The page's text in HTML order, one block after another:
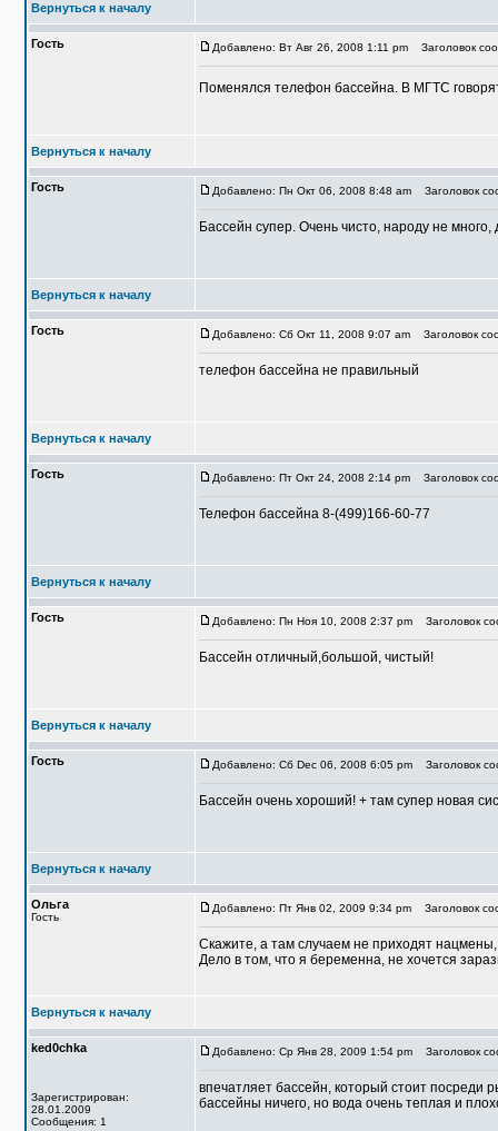
Вернуться к началу
Гость Добавлено: Вт Авг 26, 2008 1:11 pm Заголовок
Поменялся телефон бассейна. В МГТС
Вернуться к началу
Гость Добавлено: Пн Окт 06, 2008 8:48 am Заголовок
Бассейн супер. Очень чисто, народу не
Вернуться к началу
Гость Добавлено: Сб Окт 11, 2008 9:07 am Заголовок
телефон бассейна не правильный
Вернуться к началу
Гость Добавлено: Пт Окт 24, 2008 2:14 pm Заголовок
Телефон бассейна 8-(499)166-60-77
Вернуться к началу
Гость Добавлено: Пн Ноя 10, 2008 2:37 pm Заголовок
Бассейн отличный,большой, чистый!
Вернуться к началу
Гость Добавлено: Сб Dec 06, 2008 6:05 pm Заголовок
Бассейн очень хороший! + там супер новая
Вернуться к началу
Ольга
Гость
Добавлено: Пт Янв 02, 2009 9:34 pm Заголовок
Скажите, а там случаем не приходят
Дело в том, что я беременна, не хочется
Вернуться к началу
ked0chka
Зарегистрирован:
28.01.2009
Сообщения: 1
Добавлено: Ср Янв 28, 2009 1:54 pm Заголовок
впечатляет бассейн, который стоит посреди
бассейны ничего, но вода очень теплая и